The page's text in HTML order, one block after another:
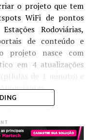
o projeto que tem
WiFi de pontos
Rodoviárias,
de conteúdo e
projeto nasce com
em 4 atualizações
de 1 minuto) e
prevê